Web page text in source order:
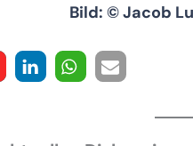
Bild: © Jacob